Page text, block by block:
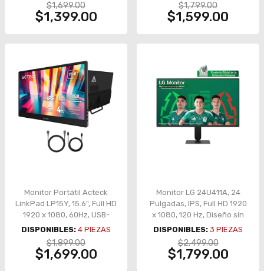
$1,699.00
$1,399.00
$1,799.00
$1,599.00
Monitor Portátil Acteck
LinkPad LP15Y, 15.6", Full HD
1920 x 1080, 60Hz, USB-
C/Mini HDMI – AC-943093
DISPONIBLES: 4 PIEZAS
$1,899.00
$1,699.00
Monitor LG 24U411A, 24
Pulgadas, IPS, Full HD 1920
x 1080, 120 Hz, Diseño sin
Bordes – 24U411A-B.AWMQ
DISPONIBLES: 3 PIEZAS
$2,499.00
$1,799.00